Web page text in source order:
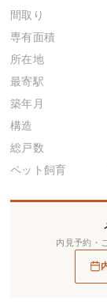
間取り
専有面積
所在地
最寄駅
築年月
構造
総戸数
ペット飼育
内見予約・